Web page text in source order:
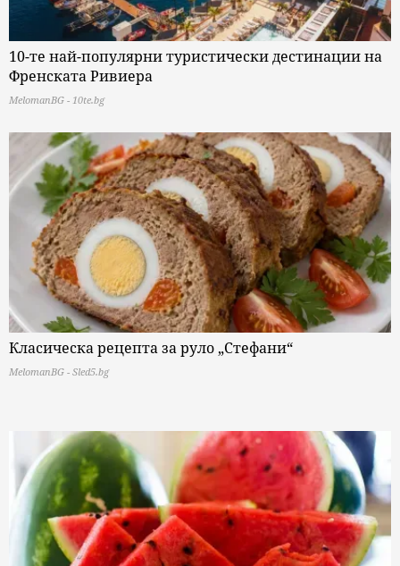
10-те най-популярни туристически дестинации на
Френската Ривиера
MelomanBG - 10te.bg
Класическа рецепта за руло „Стефани“
MelomanBG - Sled5.bg